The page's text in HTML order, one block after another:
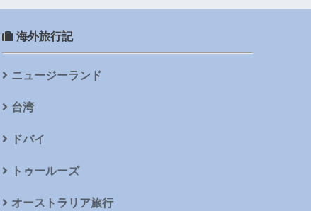
海外旅行記
ニュージーランド
台湾
ドバイ
トゥールーズ
オーストラリア旅行